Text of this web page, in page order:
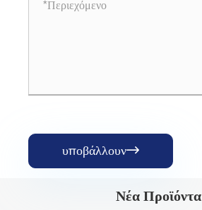
υποβάλλουν
Νέα Προϊόντα